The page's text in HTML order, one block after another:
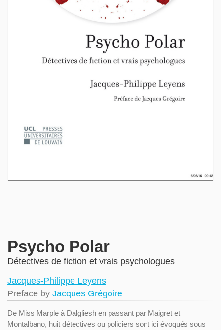
Psycho Polar
Détectives de fiction et vrais psychologues
Jacques-Philippe Leyens
Preface by Jacques Grégoire
De Miss Marple à Dalgliesh en passant par Maigret et
Montalbano, huit détectives ou policiers sont ici évoqués sous